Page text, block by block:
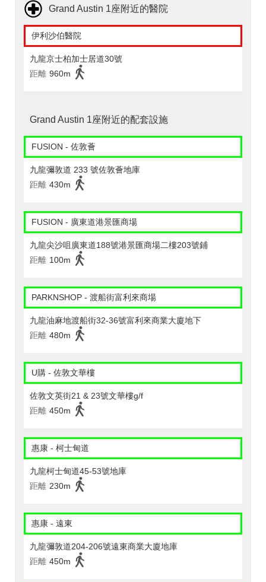
Grand Austin 1座附近的醫院
伊利沙伯醫院
九龍京士柏加士居道30號
距離 960m
Grand Austin 1座附近的配套設施
FUSION - 佐敦薈
九龍彌敦道 233 號佐敦薈地庫
距離 430m
FUSION - 廣東道港景匯商場
九龍尖沙咀廣東道188號港景匯商場二樓203號鋪
距離 100m
PARKNSHOP - 渡船街富利來商場
九龍油麻地渡船街32-36號富利來商業大廈地下
距離 480m
U購 - 佐敦文華樓
佐敦文英街21 & 23號文華樓g/f
距離 450m
惠康 - 柯士甸道
九龍柯士甸道45-53號地庫
距離 230m
惠康 - 遠東
九龍彌敦道204-206號遠東商業大廈地庫
距離 450m